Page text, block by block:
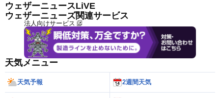
ウェザーニュースLiVE
ウェザーニューズ関連サービス
法人向けサービス
天気メニュー
天気予報 2週間天気